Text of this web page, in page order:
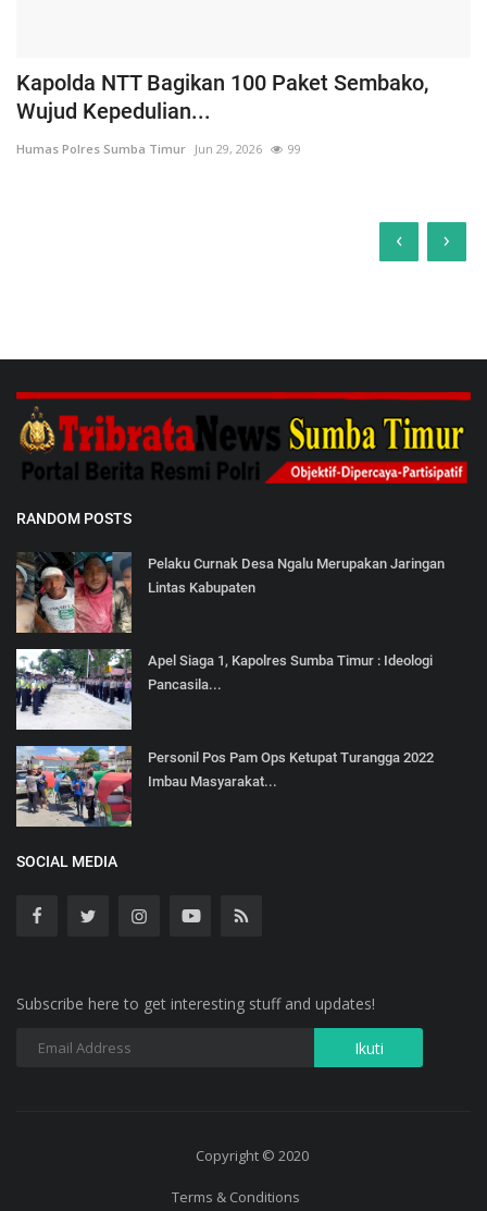
Kapolda NTT Bagikan 100 Paket Sembako,
Wujud Kepedulian...
Humas Polres Sumba Timur Jun 29, 2026 99
‹ ›
RANDOM POSTS
Pelaku Curnak Desa Ngalu Merupakan Jaringan
Lintas Kabupaten
Apel Siaga 1, Kapolres Sumba Timur : Ideologi
Pancasila...
Personil Pos Pam Ops Ketupat Turangga 2022
Imbau Masyarakat...
SOCIAL MEDIA
Subscribe here to get interesting stuff and updates!
Copyright © 2020
Terms & Conditions